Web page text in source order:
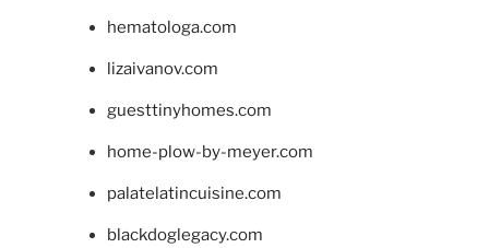
hematologa.com
lizaivanov.com
guesttinyhomes.com
home-plow-by-meyer.com
palatelatincuisine.com
blackdoglegacy.com